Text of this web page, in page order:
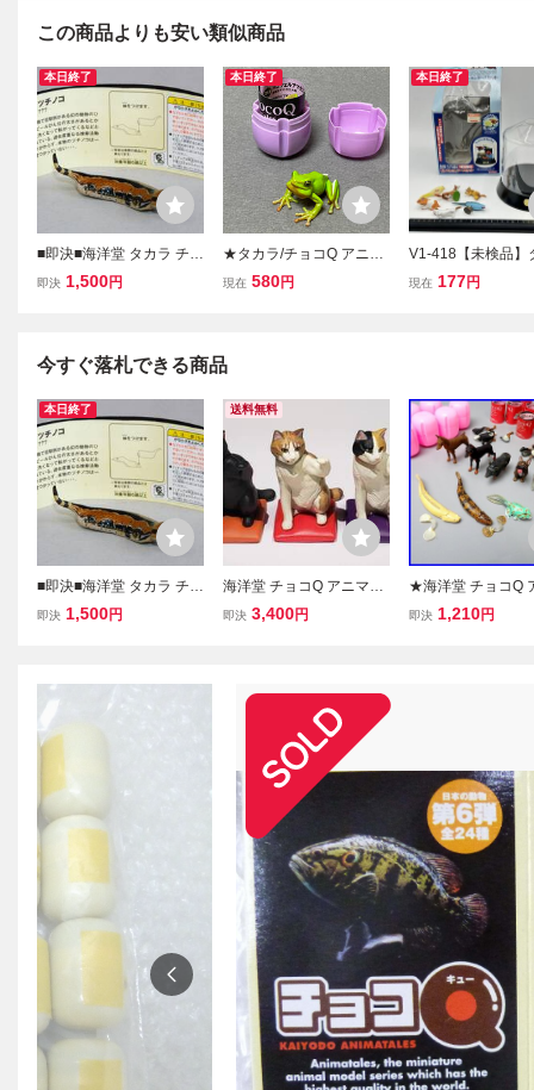
この商品よりも安い類似商品
本日終了
■即決■海洋堂 タカラ チョ
コQ 日本の動物 第6弾
即決 1,500円
本日終了
★タカラ/チョコQ アニマ
テイルズ9弾/213.ハロウ
現在 580円
本日終了
V1-418【未検品】
海洋堂 チョコQ ア
現在 177円
今すぐ落札できる商品
本日終了
■即決■海洋堂 タカラ チョ
コQ 日本の動物 第6弾
即決 1,500円
送料無料
海洋堂 チョコQ アニマテ
イルズ ペット動物 シリー
即決 3,400円
★海洋堂 チョコQ
テイルズ 10種 保
即決 1,210円